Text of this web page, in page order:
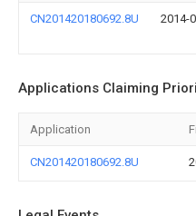
CN201420180692.8U 2014-
Applications Claiming
Application
CN201420180692.8U